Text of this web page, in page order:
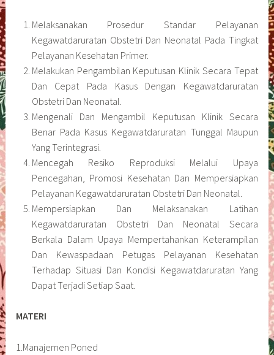
Melaksanakan Prosedur Standar Pelayanan
Kegawatdaruratan Obstetri Dan Neonatal Pada Tingkat
Pelayanan Kesehatan Primer.
Melakukan Pengambilan Keputusan Klinik Secara Tepat
Dan Cepat Pada Kasus Dengan Kegawatdaruratan
Obstetri Dan Neonatal.
Mengenali Dan Mengambil Keputusan Klinik Secara
Benar Pada Kasus Kegawatdaruratan Tunggal Maupun
Yang Terintegrasi.
Mencegah Resiko Reproduksi Melalui Upaya
Pencegahan, Promosi Kesehatan Dan Mempersiapkan
Pelayanan Kegawatdaruratan Obstetri Dan Neonatal.
Mempersiapkan Dan Melaksanakan Latihan
Kegawatdaruratan Obstetri Dan Neonatal Secara
Berkala Dalam Upaya Mempertahankan Keterampilan
Dan Kewaspadaan Petugas Pelayanan Kesehatan
Terhadap Situasi Dan Kondisi Kegawatdaruratan Yang
Dapat Terjadi Setiap Saat.
MATERI
1.Manajemen Poned